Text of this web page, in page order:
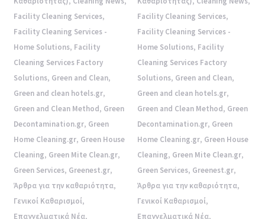
Facility Cleaning Services,
Facility Cleaning Services -
Home Solutions, Facility
Cleaning Services Factory
Solutions, Green and Clean,
Green and clean hotels.gr,
Green and Clean Method, Green
Decontamination.gr, Green
Home Cleaning.gr, Green House
Cleaning, Green Mite Clean.gr,
Green Services, Greenest.gr,
Άρθρα για την καθαριότητα,
Γενικοί Καθαρισμοί,
Επαγγελματικά Νέα,
Facility Cleaning Services,
Facility Cleaning Services -
Home Solutions, Facility
Cleaning Services Factory
Solutions, Green and Clean,
Green and clean hotels.gr,
Green and Clean Method, Green
Decontamination.gr, Green
Home Cleaning.gr, Green House
Cleaning, Green Mite Clean.gr,
Green Services, Greenest.gr,
Άρθρα για την καθαριότητα,
Γενικοί Καθαρισμοί,
Επαγγελματικά Νέα,